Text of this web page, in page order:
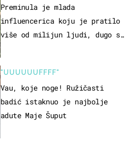
Preminula je mlada
influencerica koju je pratilo
više od milijun ljudi, dugo se
"UUUUUUFFFF"
Vau, koje noge! Ružičasti
badić istaknuo je najbolje
adute Maje Šuput